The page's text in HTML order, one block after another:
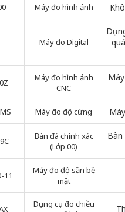
Máy đo hình ảnh
Máy đo Digital
Máy đo hình ảnh
CNC
Máy đo độ cứng
Bàn đá chính xác
(Lớp 00)
11
Máy đo độ sần bề
mặt
Dụng cụ đo chiều